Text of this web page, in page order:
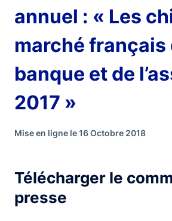
annuel : « Les
marché français
banque et de
2017 »
Mise en ligne le 16 Octobre 2018
Télécharger le
presse